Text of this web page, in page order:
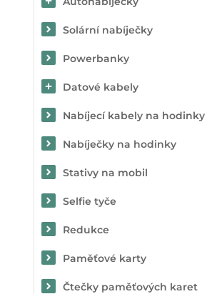
Solární nabíječky
Powerbanky
Datové kabely
Nabíjecí kabely na hodinky
Nabíječky na hodinky
Stativy na mobil
Selfie tyče
Redukce
Paměťové karty
Čtečky paměťových karet